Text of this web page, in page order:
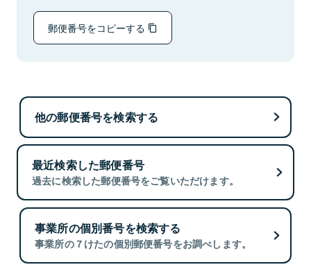
郵便番号をコピーする
他の郵便番号を検索する
最近検索した郵便番号
過去に検索した郵便番号をご覧いただけます。
事業所の個別番号を検索する
事業所の７けたの個別郵便番号をお調べします。